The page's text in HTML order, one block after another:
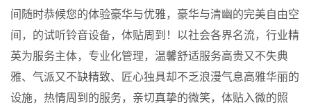
间随时恭候您的体验豪华与优雅，豪华与清幽的完美自由空
间，的试听铃音设备，体贴周到！以社会各界名流，行业精
英为服务主体，专业化管理，温馨舒适服务高贵又不失典
雅、气派又不缺精致、匠心独具却不乏浪漫气息高雅华丽的
设施，热情周到的服务，亲切真挚的微笑，体贴入微的照